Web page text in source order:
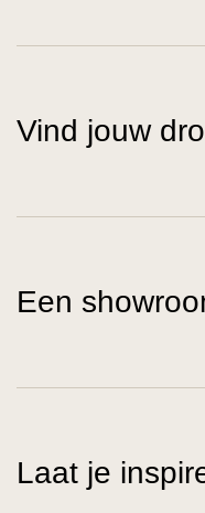
Vind jouw
Een
Laat je